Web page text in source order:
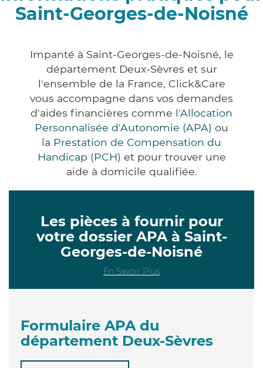
Saint-Georges-de-Noisné
Impanté à Saint-Georges-de-Noisné, le
département Deux-Sèvres et sur
l'ensemble de la France, Click&Care
vous accompagne dans vos demandes
d'aides financières comme l'Allocation
Personnalisée d'Autonomie (APA) ou
la Prestation de Compensation du
Handicap (PCH) et pour trouver une
aide à domicile qualifiée.
Les pièces à fournir pour
votre dossier APA à Saint-
Georges-de-Noisné
En Savoir Plus
Formulaire APA du
département Deux-Sèvres